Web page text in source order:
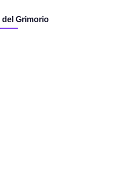
Grimorio